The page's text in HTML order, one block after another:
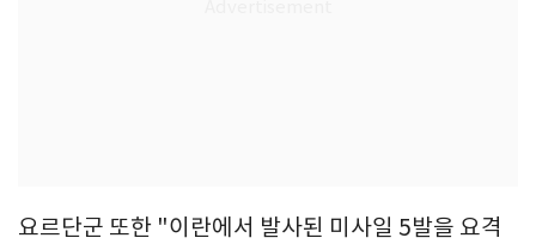
요르단군 또한 "이란에서 발사된 미사일 5발을 요격